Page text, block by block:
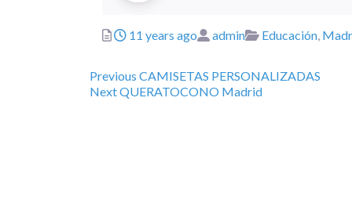
Posted
11 years ago Author
admin Categories
Educación,
Navegación
Previous Previous
post:
CAMISETAS PERSONALIZADAS
NextNext
QUERATOCONO Madrid